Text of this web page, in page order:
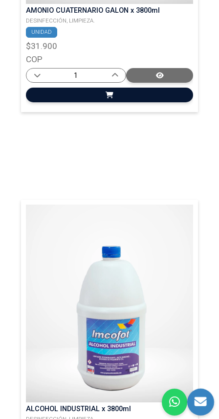
AMONIO CUATERNARIO GALON x 3800ml
DESINFECCIÓN, LIMPIEZA.
UNIDAD
$31.900
COP
ALCOHOL INDUSTRIAL x 3800ml